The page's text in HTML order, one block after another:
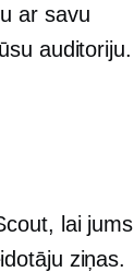
ar savu
auditoriju.
lai jums
ziņas.